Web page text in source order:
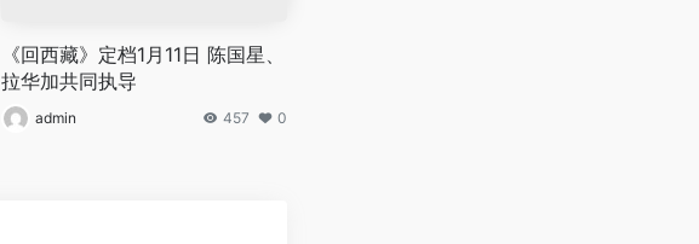
《回西藏》定档1月11日 陈国星、
拉华加共同执导
admin 457 0